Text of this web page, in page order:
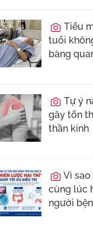
Tiểu
tuổi
bàng
Tự ý
gây tổn
thần kinh
Vì
cùng lúc
người